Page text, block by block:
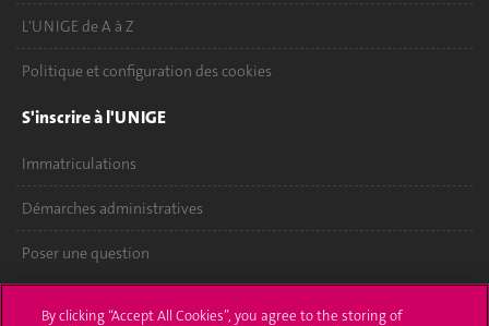
L'UNIGE de A à Z
Politique et configuration des cookies
S'inscrire à l'UNIGE
Immatriculations
Démarches administratives
Poser une question
By clicking “Accept All Cookies”, you agree to the storing of